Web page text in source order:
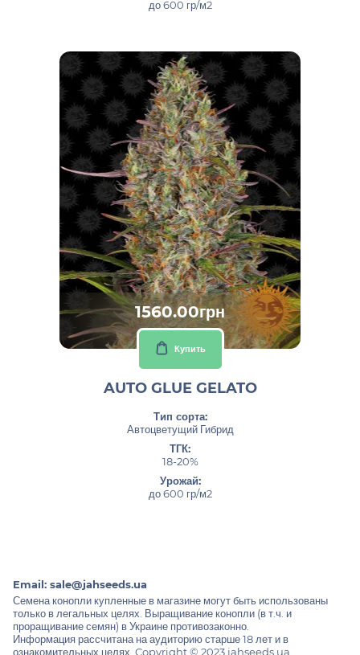
до 600 гр/м2
1560.00грн
Купить
AUTO GLUE GELATO
Тип сорта:
Автоцветущий Гибрид
ТГК:
18-20%
Урожай:
до 600 гр/м2
Email: sale@jahseeds.ua
Семена конопли купленные в магазине могут быть использованы
только в легальных целях. Выращивание конопли (в т.ч. и
проращивание семян) в Украине противозаконно.
Информация рассчитана на аудиторию старше 18 лет и в
ознакомительных целях. Copyright © 2023 jahseeds.ua